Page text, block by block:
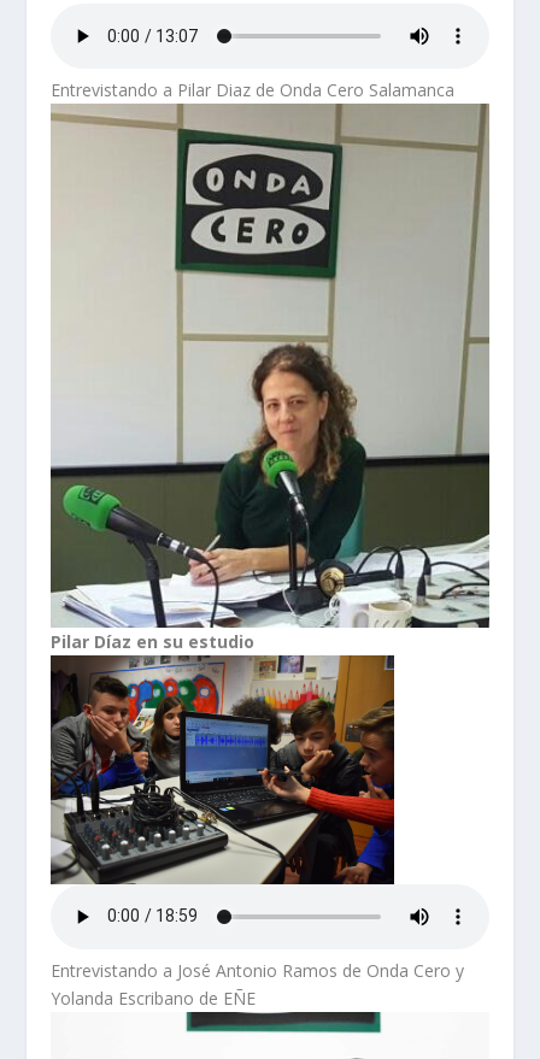
Entrevistando a Pilar Diaz de Onda Cero Salamanca
Pilar Díaz en su estudio
Entrevistando a José Antonio Ramos de Onda Cero y
Yolanda Escribano de EÑE